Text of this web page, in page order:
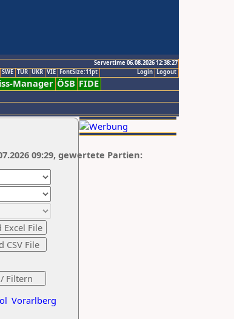
Servertime 06.08.2026 12:38:27
Logout
Login
SWE TUR UKR VIE FontSize:11pt
Manager ÖSB FIDE
Vorarlberg
09:29, gewertete Partien: